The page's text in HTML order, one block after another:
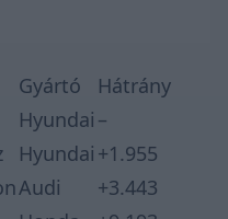
Gyártó
Hátrány
Hyundai –
Hyundai +1.955
Audi
+3.443